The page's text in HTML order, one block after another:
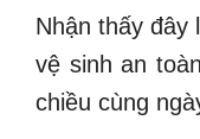
Nhận thấy đây
vệ sinh an
chiều cùng